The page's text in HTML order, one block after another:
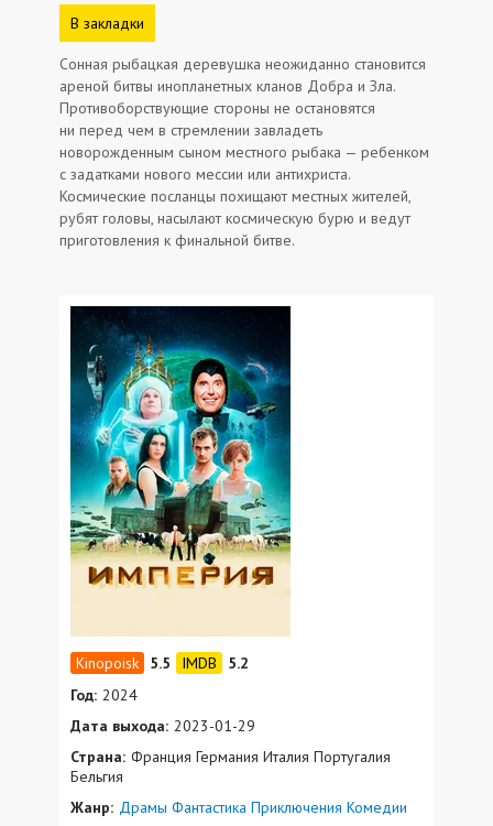
В закладки
Сонная рыбацкая деревушка неожиданно становится
ареной битвы инопланетных кланов Добра и Зла.
Противоборствующие стороны не остановятся
ни перед чем в стремлении завладеть
новорожденным сыном местного рыбака — ребенком
с задатками нового мессии или антихриста.
Космические посланцы похищают местных жителей,
рубят головы, насылают космическую бурю и ведут
приготовления к финальной битве.
5.5
5.2
Год: 2024
Дата выхода: 2023-01-29
Страна: Франция Германия Италия Португалия
Бельгия
Жанр: Драмы Фантастика Приключения Комедии